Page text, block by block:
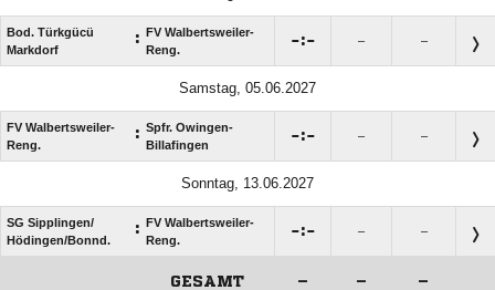
Bod. Türkgücü
Markdorf
: FV Walbertsweiler-
Reng.
: – –
Samstag, 05.06.2027
FV Walbertsweiler-
Reng.
: Spfr. Owingen-
Billafingen
: – –
Sonntag, 13.06.2027
SG Sipplingen/​
Hödingen/​Bonnd.
: FV Walbertsweiler-
Reng.
: – –
GESAMT – – –